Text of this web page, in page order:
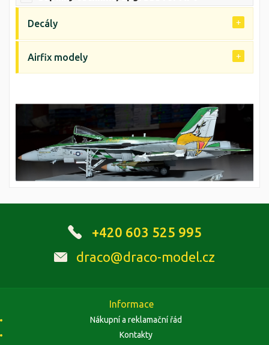
Decály
Airfix modely
+420 603 525 995
draco@draco-model.cz
Informace
Nákupní a reklamační řád
Kontakty